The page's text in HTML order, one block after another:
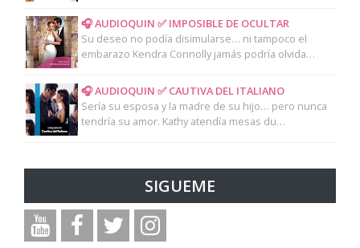
🎧 AUDIOQUIN ✅ IMPOSIBLE DE OCULTAR
Su deseo no podía disimularse… ni tampoco el
embarazo Kendra Connolly jamás podría olvida…
🎧 AUDIOQUIN ✅ CAUTIVA DEL ITALIANO
Sería su esposa y la madre de su hijo… pero nunca
tendría su amor. Kathy atendía mesas du…
SIGUEME